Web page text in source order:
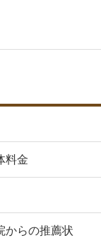
料金
からの推薦状